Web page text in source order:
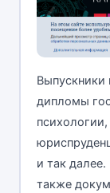
дипломы
и так
также